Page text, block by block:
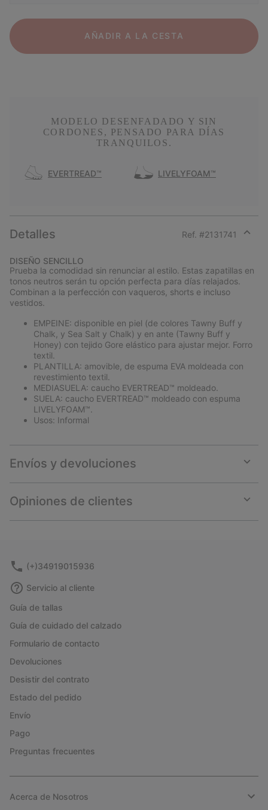
AÑADIR A LA CESTA
MODELO DESENFADADO Y SIN
CORDONES, PENSADO PARA DÍAS
TRANQUILOS.
EVERTREAD™ LIVELYFOAM™
Detalles Ref. #2131741
section
DISEÑO SENCILLO
Prueba la comodidad sin renunciar al estilo. Estas zapatillas en
tonos neutros serán tu opción perfecta para días relajados.
Combinan a la perfección con vaqueros, shorts e incluso
vestidos.
EMPEINE: disponible en piel (de colores Tawny Buff y
Chalk, y Sea Salt y Chalk) y en ante (Tawny Buff y
Honey) con tejido Gore elástico para ajustar mejor. Forro
textil.
PLANTILLA: amovible, de espuma EVA moldeada con
revestimiento textil.
MEDIASUELA: caucho EVERTREAD™ moldeado.
SUELA: caucho EVERTREAD™ moldeado con espuma
LIVELYFOAM™.
Usos: Informal
Envíos y devoluciones
or
Opiniones de clientes
or
(+)34919015936
Servicio al cliente
Guía de tallas
Guía de cuidado del calzado
Formulario de contacto
Devoluciones
Desistir del contrato
Estado del pedido
Envío
Pago
Preguntas frecuentes
Acerca de Nosotros